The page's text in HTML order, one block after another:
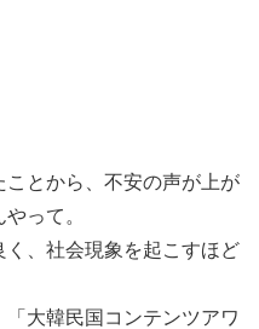
とから、不安の声が上が
って。
く、社会現象を起こすほど
大韓民国コンテンツアワ